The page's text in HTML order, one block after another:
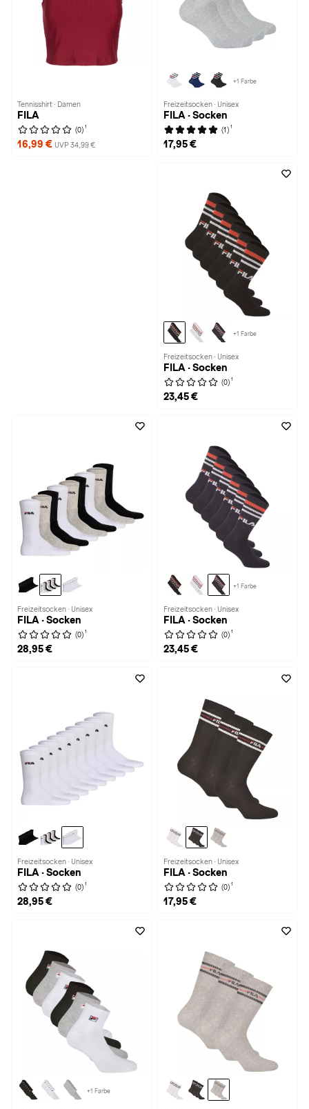
Tennisshirt · Damen
FILA
(0) 1
16,99 € UVP 34,99 €
+1 Farbe
Freizeitsocken · Unisex
FILA · Socken
(1) 1
17,95 €
+1 Farbe
Freizeitsocken · Unisex
FILA · Socken
(0) 1
23,45 €
Freizeitsocken · Unisex
FILA · Socken
(0) 1
28,95 €
+1 Farbe
Freizeitsocken · Unisex
FILA · Socken
(0) 1
23,45 €
Freizeitsocken · Unisex
FILA · Socken
(0) 1
28,95 €
Freizeitsocken · Unisex
FILA · Socken
(0) 1
17,95 €
+1 Farbe